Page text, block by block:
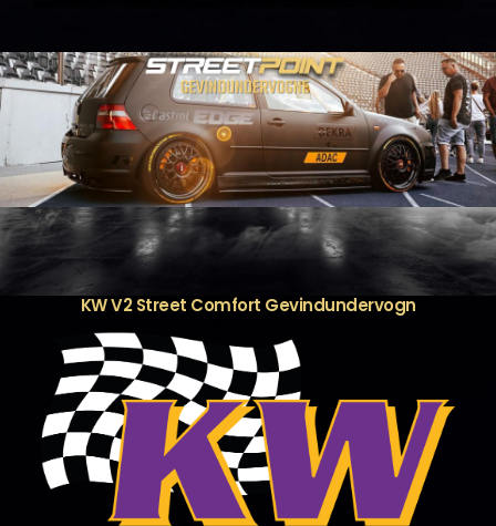
kan
vælges
på
varesiden
KW V2 Street Comfort Gevindundervogn